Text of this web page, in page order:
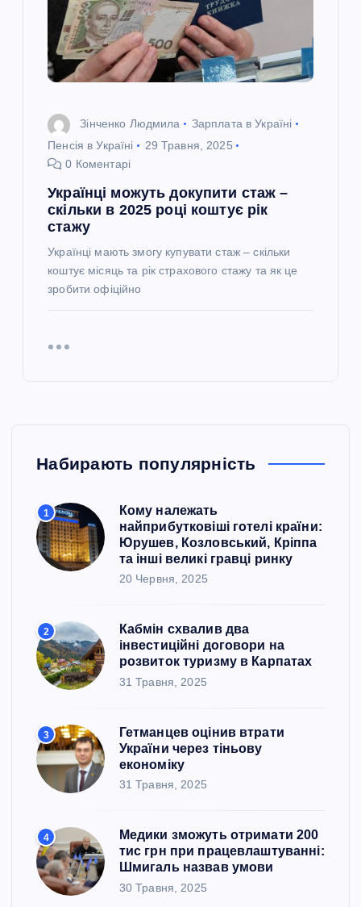
Зінченко Людмила
Зарплата в Україні
Пенсія в Україні
29 Травня, 2025
0 Коментарі
Українці можуть докупити стаж –
скільки в 2025 році коштує рік
стажу
Українці мають змогу купувати стаж – скільки
коштує місяць та рік страхового стажу та як це
зробити офіційно
Набирають популярність
1
Кому належать
найприбутковіші готелі країни:
Юрушев, Козловський, Кріппа
та інші великі гравці ринку
20 Червня, 2025
2
Кабмін схвалив два
інвестиційні договори на
розвиток туризму в Карпатах
31 Травня, 2025
3
Гетманцев оцінив втрати
України через тіньову
економіку
31 Травня, 2025
4
Медики зможуть отримати 200
тис грн при працевлаштуванні:
Шмигаль назвав умови
30 Травня, 2025